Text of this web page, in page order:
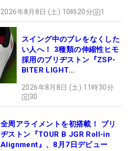
2026年8月8日 (土) 10時20分 1
スイング中のブレをなくした
い人へ！ 3種類の伸縮性ヒモ
採用のブリヂストン『ZSP-
BITER LIGHT
ュー
2026年8月8日 (土) 11時30分
30
全周アライメントを初搭載！ ブリ
ヂストン『TOUR B JGR Roll-in
Alignment』、8月7日デビュー